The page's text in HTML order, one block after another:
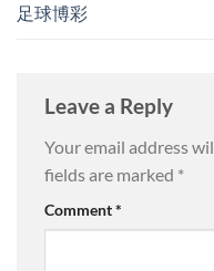
足球博彩
Leave a Reply
Your email address
fields are marked *
Comment*